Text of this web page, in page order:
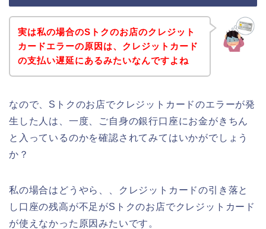
実は私の場合のSトクのお店のクレジット
カードエラーの原因は、クレジットカード
の支払い遅延にあるみたいなんですよね
なので、Sトクのお店でクレジットカードのエラーが発
生した人は、一度、ご自身の銀行口座にお金がきちん
と入っているのかを確認されてみてはいかがでしょう
か？
私の場合はどうやら、、クレジットカードの引き落と
し口座の残高が不足がSトクのお店でクレジットカード
が使えなかった原因みたいです。